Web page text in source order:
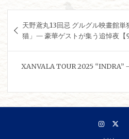
稿
ナ
ー
シ
天野鳶丸13回忌 グルグル映畫館単
猫」— 豪華ゲストが集う追悼夜【
XANVALA TOUR 2025